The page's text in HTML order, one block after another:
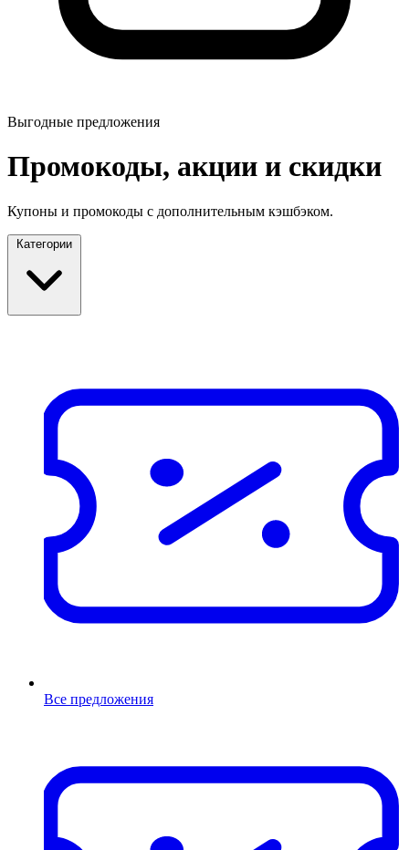
Выгодные предложения
Промокоды, акции и скидки
Купоны и промокоды с дополнительным кэшбэком.
Категории
Все предложения